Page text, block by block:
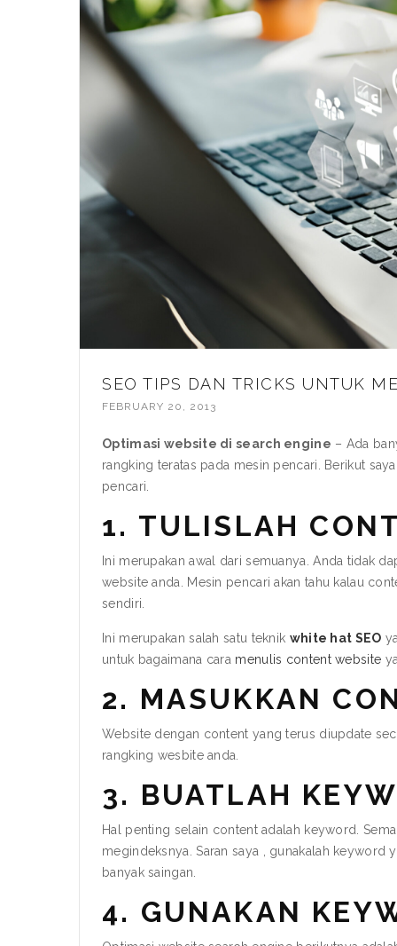
SEO TIPS DAN TRICKS UNTUK
FEBRUARY 20, 2013
Optimasi website di search engine – Ada
rangking teratas pada mesin pencari. Berikut
pencari.
1. TULISLAH
Ini merupakan awal dari semuanya. Anda tidak
website anda. Mesin pencari akan tahu kalau
sendiri.
Ini merupakan salah satu teknik white hat SEO
untuk bagaimana cara menulis content website
2. MASUKKAN
Website dengan content yang terus diupdate
rangking wesbite anda.
3. BUATLAH
Hal penting selain content adalah keyword.
megindeksnya. Saran saya , gunakalah
banyak saingan.
4. GUNAKAN